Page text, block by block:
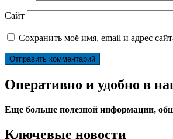
Сайт
Сохранить моё имя, email и адрес
Оперативно и удобно в
Еще больше полезной информации,
Ключевые новости